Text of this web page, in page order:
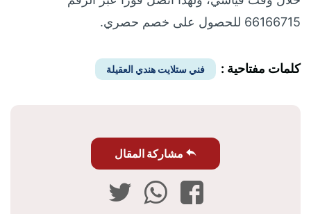
66166715 للحصول على خصم حصري.
كلمات مفتاحية : فني ستلايت هندي العقيلة
مشاركة المقال
فيسبوكواتساب